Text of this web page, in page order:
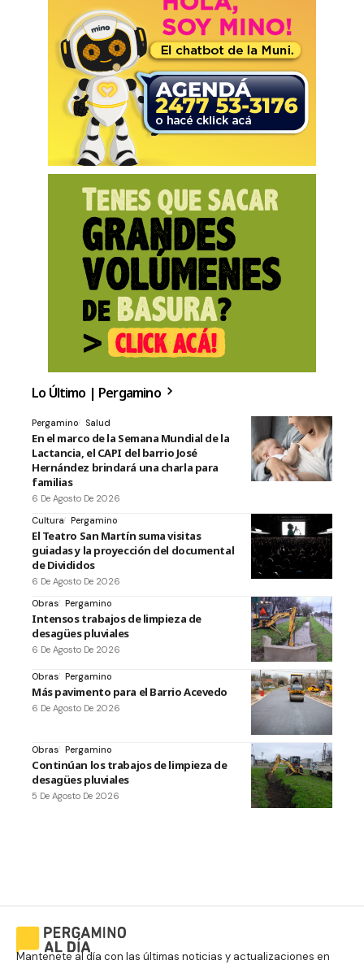
Lo Último | Pergamino
Pergamino Salud
En el marco de la Semana Mundial de la
Lactancia, el CAPI del barrio José
Hernández brindará una charla para
familias
6 De Agosto De 2026
Cultura Pergamino
El Teatro San Martín suma visitas
guiadas y la proyección del documental
de Divididos
6 De Agosto De 2026
Obras Pergamino
Intensos trabajos de limpieza de
desagües pluviales
6 De Agosto De 2026
Obras Pergamino
Más pavimento para el Barrio Acevedo
6 De Agosto De 2026
Obras Pergamino
Continúan los trabajos de limpieza de
desagües pluviales
5 De Agosto De 2026
Mantenete al día con las últimas noticias y actualizaciones en